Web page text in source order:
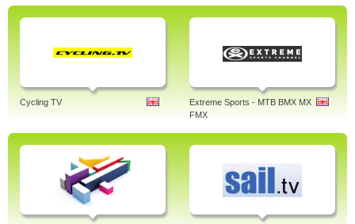
Cycling TV
Extreme Sports - MTB BMX MX
FMX